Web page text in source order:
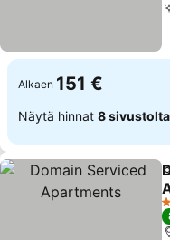
Alkaen 151 €
Näytä hinnat 8 sivustolta